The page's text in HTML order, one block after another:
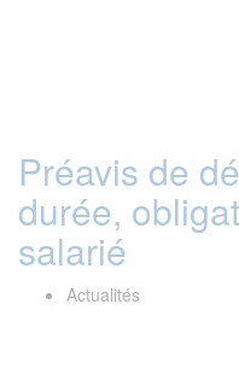
Préavis de
durée,
salarié
Actualités